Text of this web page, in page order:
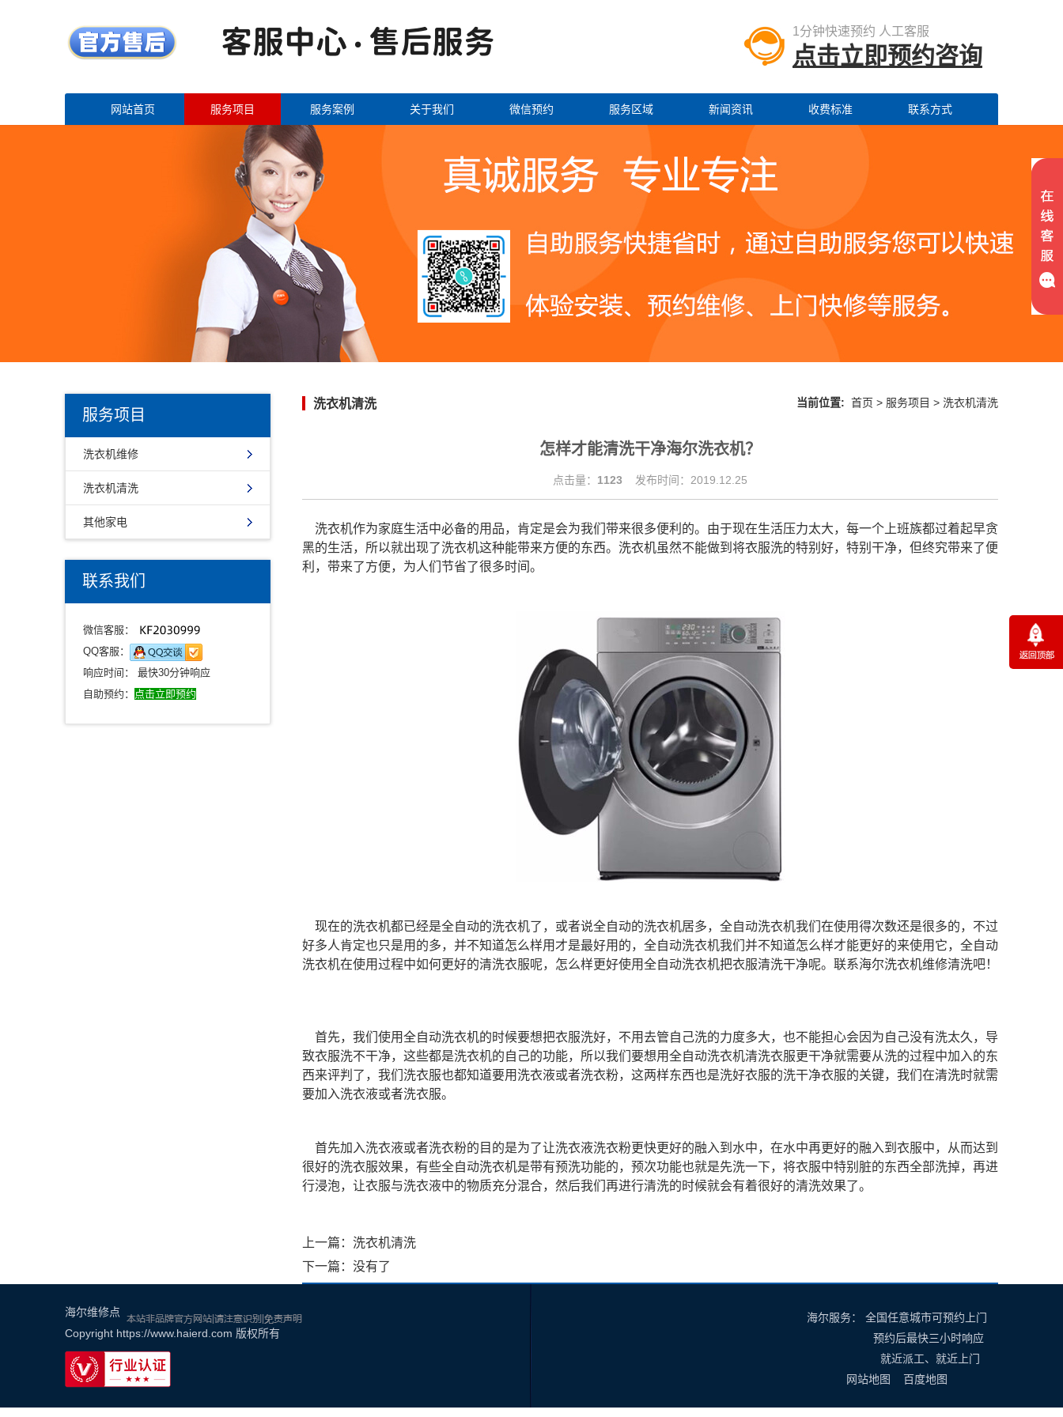
1分钟快速预约 人工客服
点击立即预约咨询
网站首页 服务项目 服务案例 关于我们 微信预约 服务区域 新闻资讯 收费标准 联系方式
服务项目
洗衣机维修
洗衣机清洗
其他家电
联系我们
微信客服：
QQ客服：
响应时间： 最快30分钟响应
自助预约： 点击立即预约
洗衣机清洗 当前位置: 首页 > 服务项目 > 洗衣机清洗
怎样才能清洗干净海尔洗衣机？
点击量： 1123 发布时间：2019.12.25
洗衣机作为家庭生活中必备的用品，肯定是会为我们带来很多便利的。由于现在生活压力太大，每一个上班族都过着起早贪
黑的生活，所以就出现了洗衣机这种能带来方便的东西。洗衣机虽然不能做到将衣服洗的特别好，特别干净，但终究带来了便
利，带来了方便，为人们节省了很多时间。
现在的洗衣机都已经是全自动的洗衣机了，或者说全自动的洗衣机居多，全自动洗衣机我们在使用得次数还是很多的，不过
好多人肯定也只是用的多，并不知道怎么样用才是最好用的，全自动洗衣机我们并不知道怎么样才能更好的来使用它，全自动
洗衣机在使用过程中如何更好的清洗衣服呢，怎么样更好使用全自动洗衣机把衣服清洗干净呢。联系海尔洗衣机维修清洗吧！
首先，我们使用全自动洗衣机的时候要想把衣服洗好，不用去管自己洗的力度多大，也不能担心会因为自己没有洗太久，导
致衣服洗不干净，这些都是洗衣机的自己的功能，所以我们要想用全自动洗衣机清洗衣服更干净就需要从洗的过程中加入的东
西来评判了，我们洗衣服也都知道要用洗衣液或者洗衣粉，这两样东西也是洗好衣服的洗干净衣服的关键，我们在清洗时就需
要加入洗衣液或者洗衣服。
首先加入洗衣液或者洗衣粉的目的是为了让洗衣液洗衣粉更快更好的融入到水中，在水中再更好的融入到衣服中，从而达到
很好的洗衣服效果，有些全自动洗衣机是带有预洗功能的，预次功能也就是先洗一下，将衣服中特别脏的东西全部洗掉，再进
行浸泡，让衣服与洗衣液中的物质充分混合，然后我们再进行清洗的时候就会有着很好的清洗效果了。
上一篇： 洗衣机清洗
下一篇：没有了
海尔维修点
Copyright https://www.haierd.com 版权所有
海尔服务： 全国任意城市可预约上门
预约后最快三小时响应
就近派工、就近上门
网站地图
百度地图